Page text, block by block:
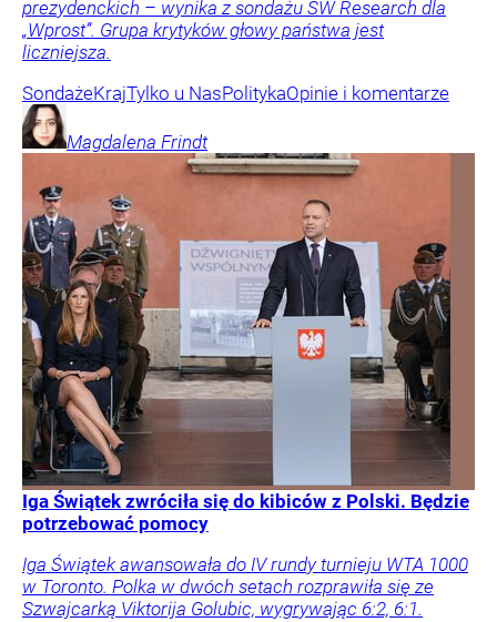
prezydenckich – wynika z sondażu SW Research dla
„Wprost”. Grupa krytyków głowy państwa jest
liczniejsza.
SondażeKrajTylko u NasPolitykaOpinie i komentarze
Magdalena Frindt
Iga Świątek zwróciła się do kibiców z Polski. Będzie
potrzebować pomocy
Iga Świątek awansowała do IV rundy turnieju WTA 1000
w Toronto. Polka w dwóch setach rozprawiła się ze
Szwajcarką Viktorija Golubic, wygrywając 6:2, 6:1.